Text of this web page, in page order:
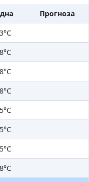
Прогноза